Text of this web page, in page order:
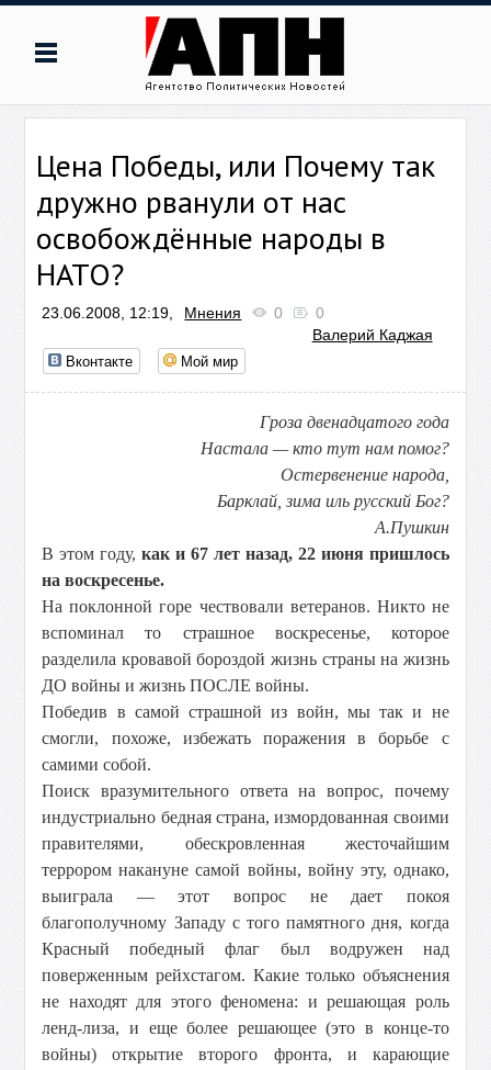
Цена Победы, или Почему так
дружно рванули от нас
освобождённые народы в
НАТО?
23.06.2008, 12:19, Мнения 0
0
Валерий Каджая
Вконтакте Мой мир
Гроза двенадцатого года
Настала — кто тут нам помог?
Остервенение народа,
Барклай, зима иль русский Бог?
А.Пушкин
В этом году,как и 67 лет назад, 22 июня пришлось
на воскресенье.
На поклонной горе чествовали ветеранов. Никто не
вспоминал то страшное воскресенье, которое
разделила кровавой бороздой жизнь страны на жизнь
ДО войны и жизнь ПОСЛЕ войны.
Победив в самой страшной из войн, мы так и не
смогли, похоже, избежать поражения в борьбе с
самими собой.
Поиск вразумительного ответа на вопрос, почему
индустриально бедная страна, измордованная своими
правителями, обескровленная жесточайшим
террором накануне самой войны, войну эту, однако,
выиграла — этот вопрос не дает покоя
благополучному Западу с того памятного дня, когда
Красный победный флаг был водружен над
поверженным рейхстагом. Какие только объяснения
не находят для этого феномена: и решающая роль
ленд-лиза, и еще более решающее (это в конце-то
войны) открытие второго фронта, и карающие